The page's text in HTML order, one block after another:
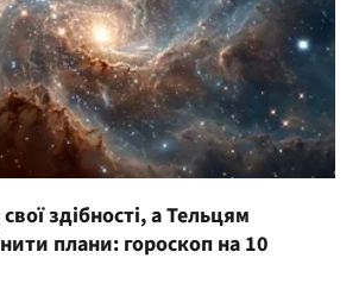
здібності, а Тельцям
плани: гороскоп на 10